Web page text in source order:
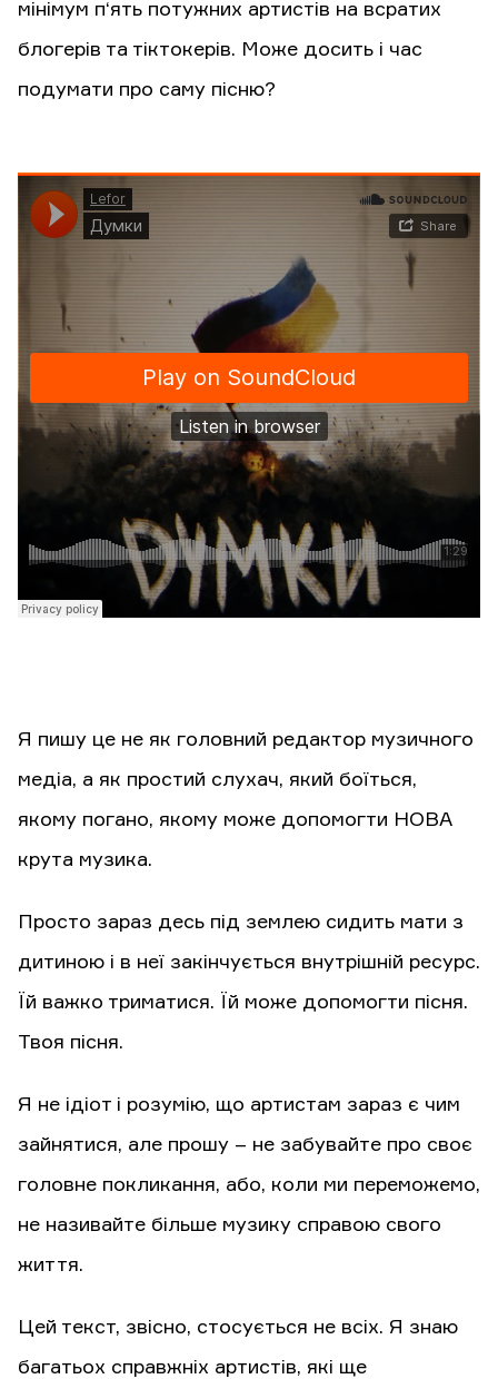
мінімум п‘ять потужних артистів на всратих
блогерів та тіктокерів. Може досить і час
подумати про саму пісню?
Я пишу це не як головний редактор музичного
медіа, а як простий слухач, який боїться,
якому погано, якому може допомогти НОВА
крута музика.
Просто зараз десь під землею сидить мати з
дитиною і в неї закінчується внутрішній ресурс.
Їй важко триматися. Їй може допомогти пісня.
Твоя пісня.
Я не ідіот і розумію, що артистам зараз є чим
зайнятися, але прошу – не забувайте про своє
головне покликання, або, коли ми переможемо,
не називайте більше музику справою свого
життя.
Цей текст, звісно, стосується не всіх. Я знаю
багатьох справжніх артистів, які ще